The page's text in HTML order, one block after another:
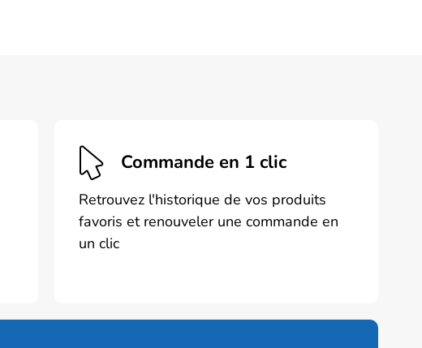
Commande en 1 clic
Retrouvez l'historique de vos produits
favoris et renouveler une commande en
un clic